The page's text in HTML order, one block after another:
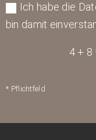
Ich habe die
bin damit
4 + 8
* Pflichtfeld